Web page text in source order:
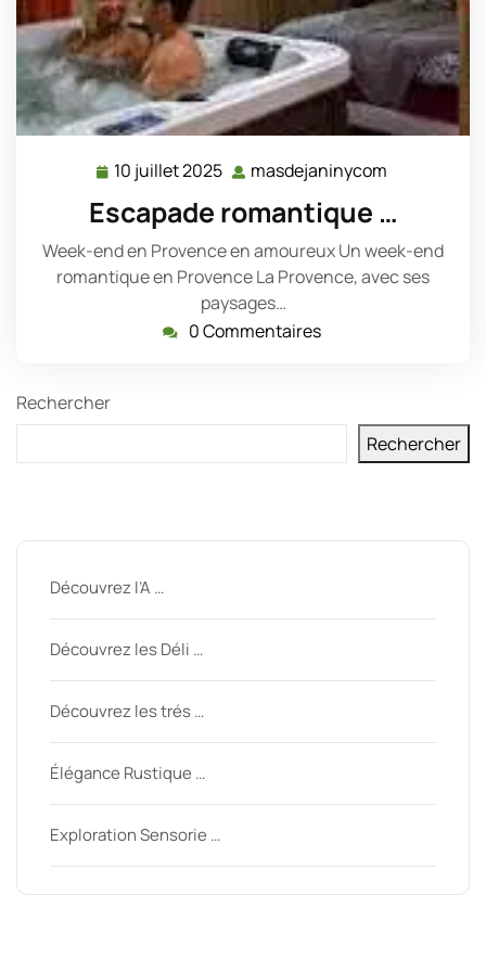
10 juillet 2025 10
2025
masdejaninycom
Escapade romantique …
Week-end en Provence en amoureux Un week-end
romantique en Provence La Provence, avec ses
paysages…
0 Commentaires
Rechercher
Rechercher
Découvrez l’A …
Découvrez les Déli …
Découvrez les trés …
Élégance Rustique …
Exploration Sensorie …